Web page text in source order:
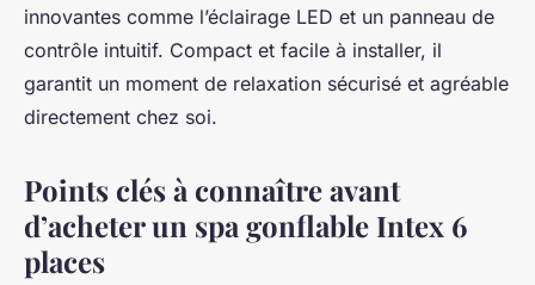
innovantes comme l’éclairage LED et un panneau de
contrôle intuitif. Compact et facile à installer, il
garantit un moment de relaxation sécurisé et agréable
directement chez soi.
Points clés à connaître avant
d’acheter un spa gonflable Intex 6
places